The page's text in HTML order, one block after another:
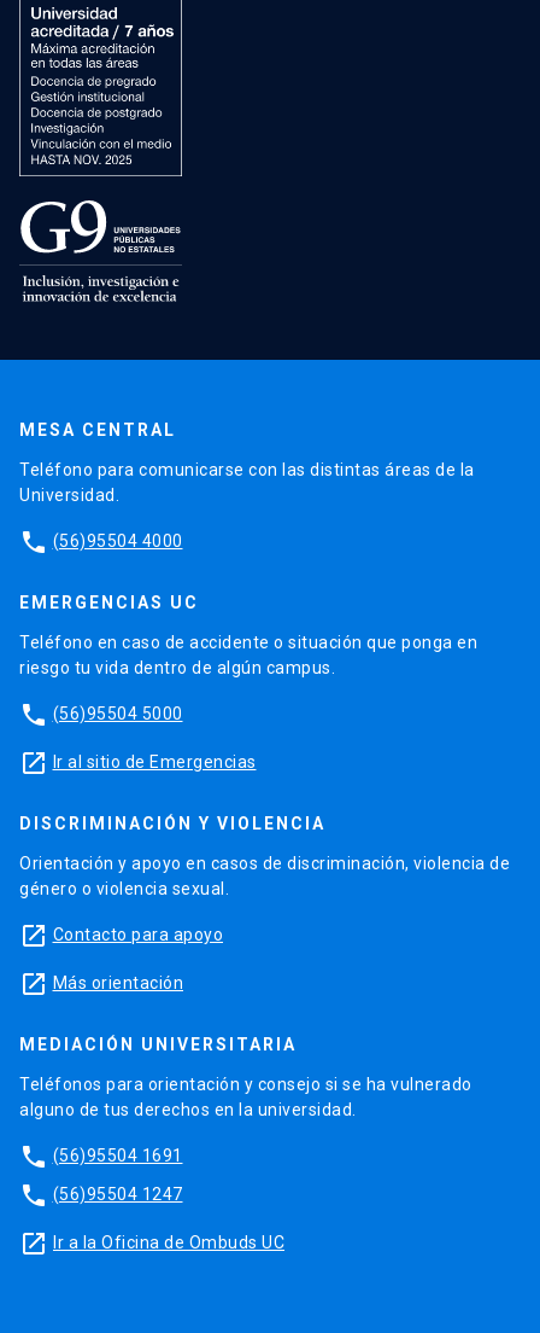
MESA CENTRAL
Teléfono para comunicarse con las distintas áreas de la
Universidad.
phone (56)95504 4000
EMERGENCIAS UC
Teléfono en caso de accidente o situación que ponga en
riesgo tu vida dentro de algún campus.
phone (56)95504 5000
launch Ir al sitio de Emergencias
DISCRIMINACIÓN Y VIOLENCIA
Orientación y apoyo en casos de discriminación, violencia de
género o violencia sexual.
launch Contacto para apoyo
launch Más orientación
MEDIACIÓN UNIVERSITARIA
Teléfonos para orientación y consejo si se ha vulnerado
alguno de tus derechos en la universidad.
phone (56)95504 1691
phone (56)95504 1247
launch Ir a la Oficina de Ombuds UC